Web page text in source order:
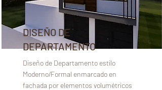
DISEÑO DE
DEPARTAMENTO
Diseño de Departamento estilo
Moderno/Formal enmarcado en
fachada por elementos volumétricos